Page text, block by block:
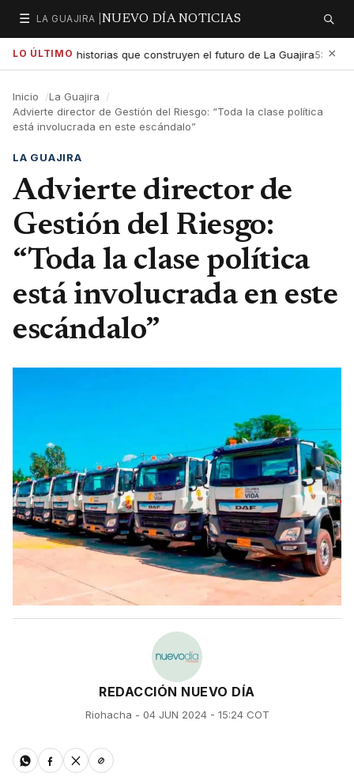
☰
Secciones
LA GUAJIRA | NUEVO DÍA NOTICIAS Buscar
LO ÚLTIMO
exaltar las historias que construyen el futuro de La Guajira5:01 PM
×
Inicio
La Guajira
Advierte director de Gestión del Riesgo: “Toda la clase política
está involucrada en este escándalo”
LA GUAJIRA
Advierte director de
Gestión del Riesgo:
“Toda la clase política
está involucrada en este
escándalo”
REDACCIÓN NUEVO DÍA
Riohacha - 04 JUN 2024 - 15:24 COT